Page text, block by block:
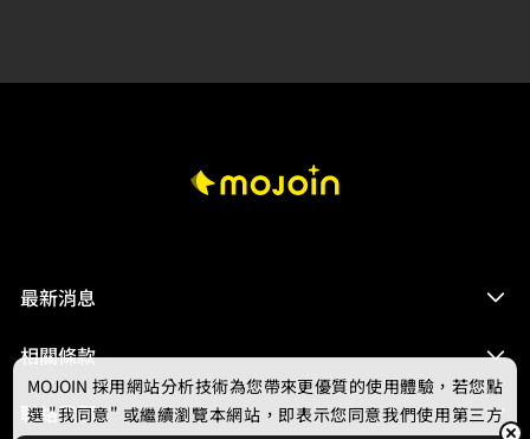
最新消息
相關條款
聯絡我們
MOJOIN 採用網站分析技術為您帶來更優質的使用體驗，若您點
選 "我同意" 或繼續瀏覽本網站，即表示您同意我們使用第三方